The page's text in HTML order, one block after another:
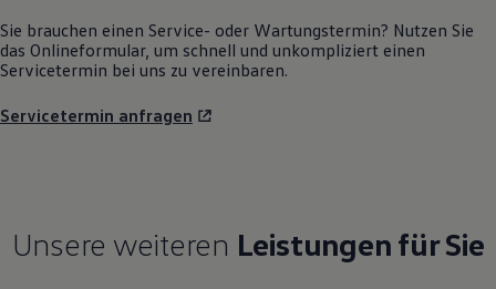
Sie brauchen einen Service- oder Wartungstermin? Nutzen Sie
das Onlineformular, um schnell und unkompliziert einen
Servicetermin bei uns zu vereinbaren.
Servicetermin anfragen
Unsere weiteren Leistungen für Sie